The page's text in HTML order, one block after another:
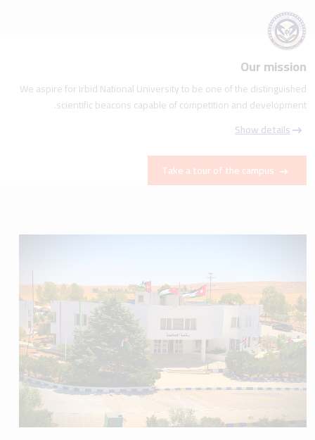
Our mission
We aspire for Irbid National University to be one of the distinguished
scientific beacons capable of competition and development.
Show details
Take a tour of the campus